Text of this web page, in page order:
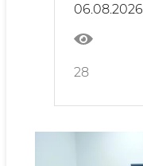
06.08.2026
28